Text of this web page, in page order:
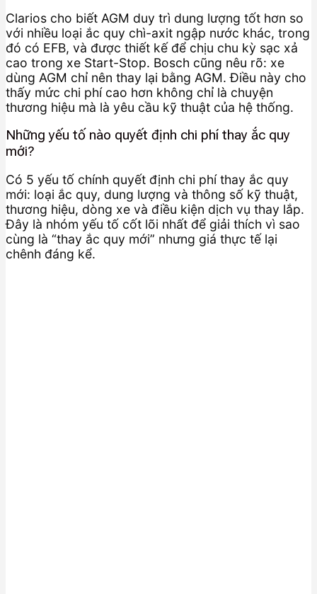
Clarios cho biết AGM duy trì dung lượng tốt hơn so
với nhiều loại ắc quy chì-axit ngập nước khác, trong
đó có EFB, và được thiết kế để chịu chu kỳ sạc xả
cao trong xe Start-Stop. Bosch cũng nêu rõ: xe
dùng AGM chỉ nên thay lại bằng AGM. Điều này cho
thấy mức chi phí cao hơn không chỉ là chuyện
thương hiệu mà là yêu cầu kỹ thuật của hệ thống.
Những yếu tố nào quyết định chi phí thay ắc quy
mới?
Có 5 yếu tố chính quyết định chi phí thay ắc quy
mới: loại ắc quy, dung lượng và thông số kỹ thuật,
thương hiệu, dòng xe và điều kiện dịch vụ thay lắp.
Đây là nhóm yếu tố cốt lõi nhất để giải thích vì sao
cùng là “thay ắc quy mới” nhưng giá thực tế lại
chênh đáng kể.